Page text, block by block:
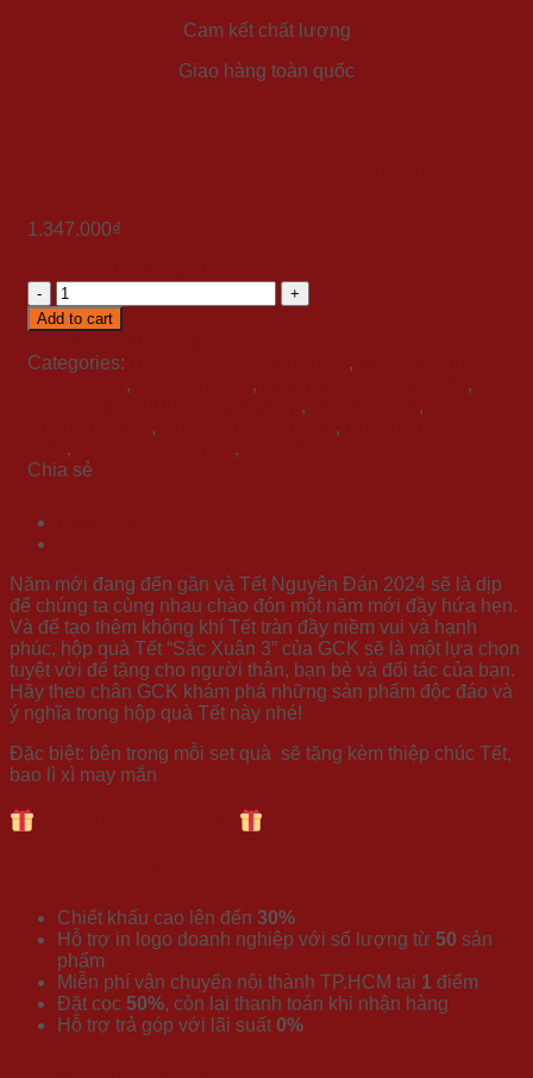
Cam kết chất lượng
Giao hàng toàn quốc
1.347.000₫
Set
quà
Tết
"Sắc
Xuân
Add to cart
Categories:
,
, ,
,
, ,
, ,
, ,
Chia sẻ
Năm mới đang đến gần và Tết Nguyên Đán 2024 sẽ là dịp
để chúng ta cùng nhau chào đón một năm mới đầy hứa hẹn.
Và để tạo thêm không khí Tết tràn đầy niềm vui và hạnh
phúc, hộp quà Tết “Sắc Xuân 3” của GCK sẽ là một lựa chọn
tuyệt vời để tặng cho người thân, bạn bè và đối tác của bạn.
Hãy theo chân GCK khám phá những sản phẩm độc đáo và
ý nghĩa trong hộp quà Tết này nhé!
Đặc biệt: bên trong mỗi set quà sẽ tặng kèm thiệp chúc Tết,
bao lì xì may mắn
Chiết khấu cao lên đến 30%
Hỗ trợ in logo doanh nghiệp với số lượng từ 50 sản
phẩm
Miễn phí vận chuyển nội thành TP.HCM tại 1 điểm
Đặt cọc 50%, còn lại thanh toán khi nhận hàng
Hỗ trợ trả góp với lãi suất 0%